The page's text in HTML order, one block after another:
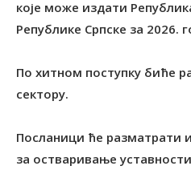
које може издати
Републике Српске за 2026.
По хитном поступку биће
сектору.
Посланици ће разматрати
за остваривање